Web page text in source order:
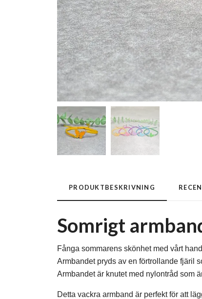
PRODUKTBESKRIVNING
Somrigt
Fånga sommarens skönhet med vårt
Armbandet pryds av en förtrollande fjäril
Armbandet är knutet med nylontråd som
Detta vackra armband är perfekt för att